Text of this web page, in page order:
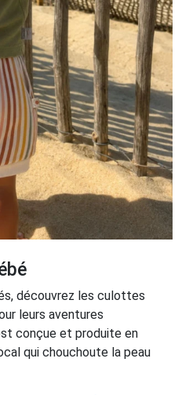
découvrez les culottes
leurs aventures
conçue et produite en
qui chouchoute la peau